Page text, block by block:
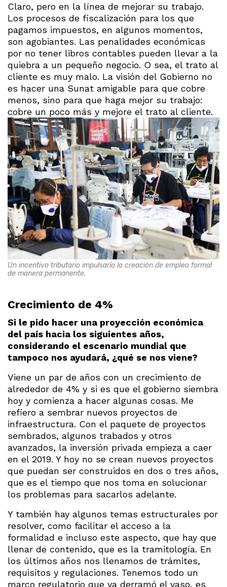
Claro, pero en la línea de mejorar su trabajo.
Los procesos de fiscalización para los que
pagamos impuestos, en algunos momentos,
son agobiantes. Las penalidades económicas
por no tener libros contables pueden llevar a la
quiebra a un pequeño negocio. O sea, el trato al
cliente es muy malo. La visión del Gobierno no
es hacer una Sunat amigable para que cobre
menos, sino para que haga mejor su trabajo:
cobre un poco más y mejore el trato al cliente.
Un incentivo tributario impulsaría la creación de empleo formal
de manera permanente.
Crecimiento de 4%
Si le pido hacer una proyección económica
del país hacia los siguientes años,
considerando el escenario mundial que
tampoco nos ayudará, ¿qué se nos viene?
Viene un par de años con un crecimiento de
alrededor de 4% y si es que el gobierno siembra
hoy y comienza a hacer algunas cosas. Me
refiero a sembrar nuevos proyectos de
infraestructura. Con el paquete de proyectos
sembrados, algunos trabados y otros
avanzados, la inversión privada empieza a caer
en el 2019. Y hoy no se crean nuevos proyectos
que puedan ser construidos en dos o tres años,
que es el tiempo que nos toma en solucionar
los problemas para sacarlos adelante.
Y también hay algunos temas estructurales por
resolver, como facilitar el acceso a la
formalidad e incluso este aspecto, que hay que
llenar de contenido, que es la tramitología. En
los últimos años nos llenamos de trámites,
requisitos y regulaciones. Tenemos todo un
marco regulatorio que ya derramó el vaso, es